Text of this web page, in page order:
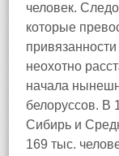
человек.
которые
неохотно
начала
белоруссов. В
Сибирь и
169 тыс.